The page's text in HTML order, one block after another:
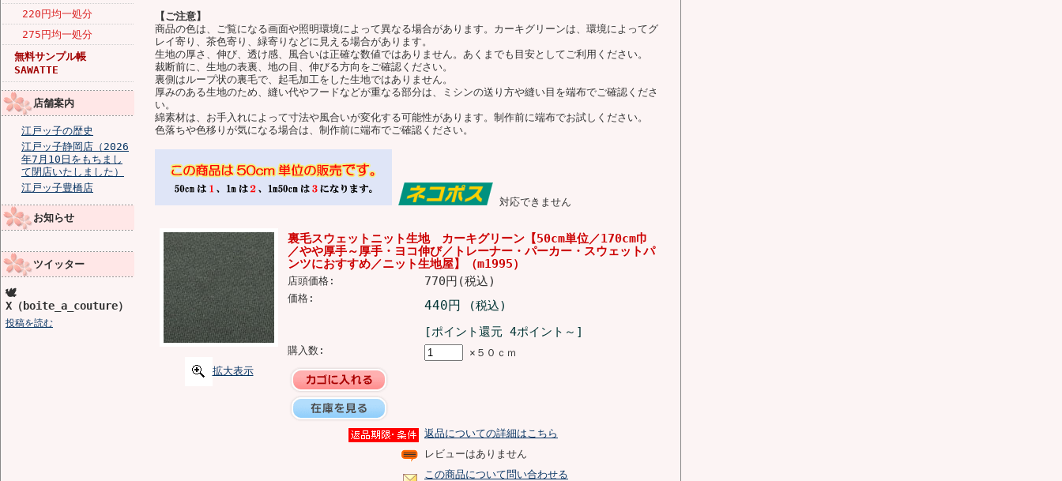
220円均一処分
275円均一処分
無料サンプル帳
SAWATTE
店舗案内
江戸ッ子の歴史
江戸ッ子静岡店（2026
年7月10日をもちまし
て閉店いたしました）
江戸ッ子豊橋店
お知らせ
ツイッター
🕊️
X（boite_a_couture）
投稿を読む
【ご注意】
商品の色は、ご覧になる画面や照明環境によって異なる場合があります。カーキグリーンは、環境によってグ
レイ寄り、茶色寄り、緑寄りなどに見える場合があります。
生地の厚さ、伸び、透け感、風合いは正確な数値ではありません。あくまでも目安としてご利用ください。
裁断前に、生地の表裏、地の目、伸びる方向をご確認ください。
裏側はループ状の裏毛で、起毛加工をした生地ではありません。
厚みのある生地のため、縫い代やフードなどが重なる部分は、ミシンの送り方や縫い目を端布でご確認くださ
い。
綿素材は、お手入れによって寸法や風合いが変化する可能性があります。制作前に端布でお試しください。
色落ちや色移りが気になる場合は、制作前に端布でご確認ください。
対応できません
拡大表示
裏毛スウェットニット生地 カーキグリーン【50cm単位／170cm巾
／やや厚手～厚手・ヨコ伸び／トレーナー・パーカー・スウェットパ
ンツにおすすめ／ニット生地屋】（m1995）
店頭価格: 770円(税込)
価格: 440円
(税込)
[ポイント還元 4ポイント～]
購入数: ×５０ｃｍ
返品についての詳細はこちら
レビューはありません
この商品について問い合わせる